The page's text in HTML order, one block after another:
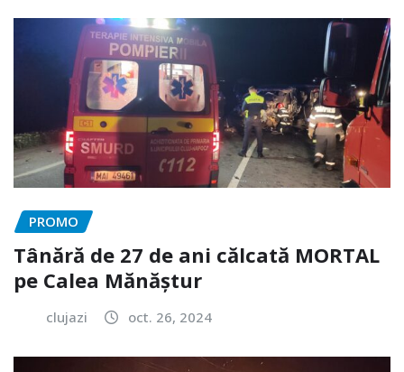
PROMO
Tânără de 27 de ani călcată MORTAL
pe Calea Mănăștur
clujazi oct. 26, 2024